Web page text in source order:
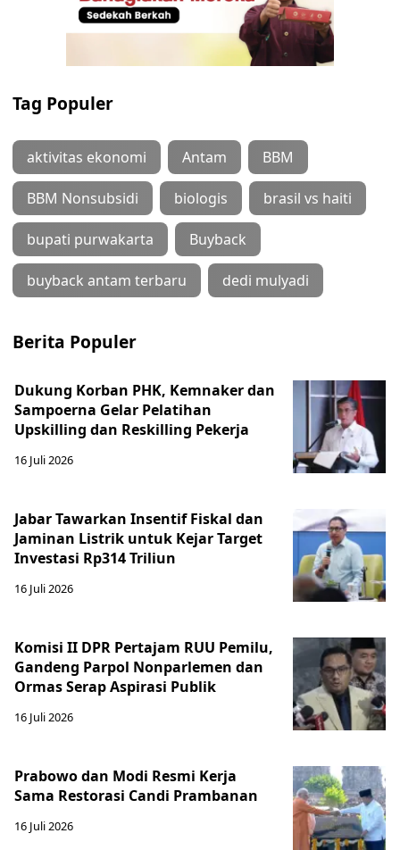
Tag Populer
aktivitas ekonomi Antam BBM
BBM Nonsubsidi biologis brasil vs haiti
bupati purwakarta Buyback
buyback antam terbaru dedi mulyadi
Berita Populer
Dukung Korban PHK, Kemnaker dan
Sampoerna Gelar Pelatihan
Upskilling dan Reskilling Pekerja
16 Juli 2026
Jabar Tawarkan Insentif Fiskal dan
Jaminan Listrik untuk Kejar Target
Investasi Rp314 Triliun
16 Juli 2026
Komisi II DPR Pertajam RUU Pemilu,
Gandeng Parpol Nonparlemen dan
Ormas Serap Aspirasi Publik
16 Juli 2026
Prabowo dan Modi Resmi Kerja
Sama Restorasi Candi Prambanan
16 Juli 2026